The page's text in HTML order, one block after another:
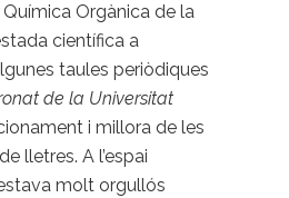
Orgànica de la
científica a
taules periòdiques
de la Universitat
i millora de les
lletres. A l’espai
molt orgullós